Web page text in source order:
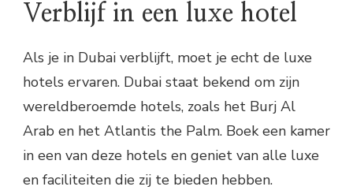
Verblijf in een luxe hotel
Als je in Dubai verblijft, moet je echt de luxe
hotels ervaren. Dubai staat bekend om zijn
wereldberoemde hotels, zoals het Burj Al
Arab en het Atlantis the Palm. Boek een kamer
in een van deze hotels en geniet van alle luxe
en faciliteiten die zij te bieden hebben.